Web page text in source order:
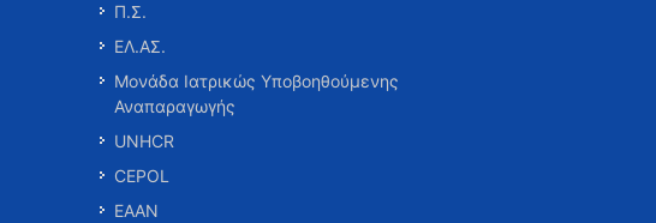
Π.Σ.
ΕΛ.ΑΣ.
Μονάδα Ιατρικώς Υποβοηθούμενης
Αναπαραγωγής
UNHCR
CEPOL
ΕΑΑΝ